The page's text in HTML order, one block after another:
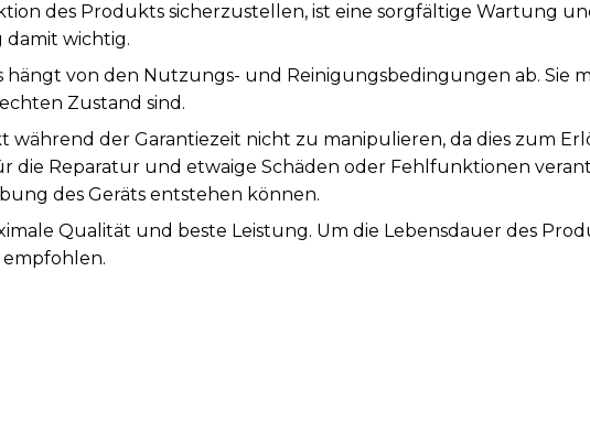
des Produkts sicherzustellen, ist eine sorgfältige Wartung
wichtig.
hängt von den Nutzungs- und Reinigungsbedingungen ab. Sie
Zustand sind.
während der Garantiezeit nicht zu manipulieren, da dies zum
die Reparatur und etwaige Schäden oder Fehlfunktionen
des Geräts entstehen können.
Qualität und beste Leistung. Um die Lebensdauer des